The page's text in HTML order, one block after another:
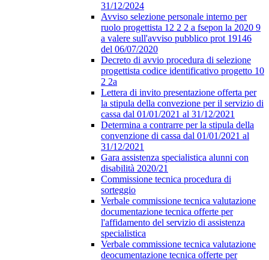
31/12/2024
Avviso selezione personale interno per
ruolo progettista 12 2 2 a fsepon la 2020 9
a valere sull'avviso pubblico prot 19146
del 06/07/2020
Decreto di avvio procedura di selezione
progettista codice identificativo progetto 10
2 2a
Lettera di invito presentazione offerta per
la stipula della convezione per il servizio di
cassa dal 01/01/2021 al 31/12/2021
Determina a contrarre per la stipula della
convenzione di cassa dal 01/01/2021 al
31/12/2021
Gara assistenza specialistica alunni con
disabilità 2020/21
Commissione tecnica procedura di
sorteggio
Verbale commissione tecnica valutazione
documentazione tecnica offerte per
l'affidamento del servizio di assistenza
specialistica
Verbale commissione tecnica valutazione
deocumentazione tecnica offerte per